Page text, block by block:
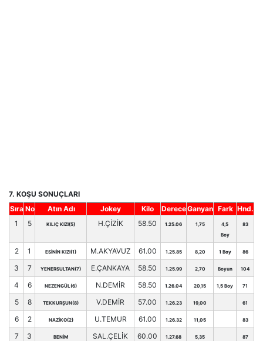
7. KOŞU SONUÇLARI
Sıra No Atın Adı Jokey Kilo DereceGanyan Fark Hnd.
1
5 KILIÇ KIZI(5) H.ÇİZİK 58.50 1.25.06 1,75
4,5
Boy
83
2 1 ESİNİN KIZI(1) M.AKYAVUZ 61.00 1.25.85 8,20 1 Boy 86
3 7 YENERSULTAN(7) E.ÇANKAYA 58.50 1.25.99 2,70 Boyun 104
4 6 NEZENGÜL(6) N.DEMİR 58.50 1.26.04 20,15 1,5 Boy 71
5 8 TEKKURŞUN(8) V.DEMİR 57.00 1.26.23 19,00 61
6 2 NAZİKO(2) U.TEMUR 61.00 1.26.32 11,05 83
7 3
BENİM
SAL.ÇELİK 60.00 1.27.68 5,35 87